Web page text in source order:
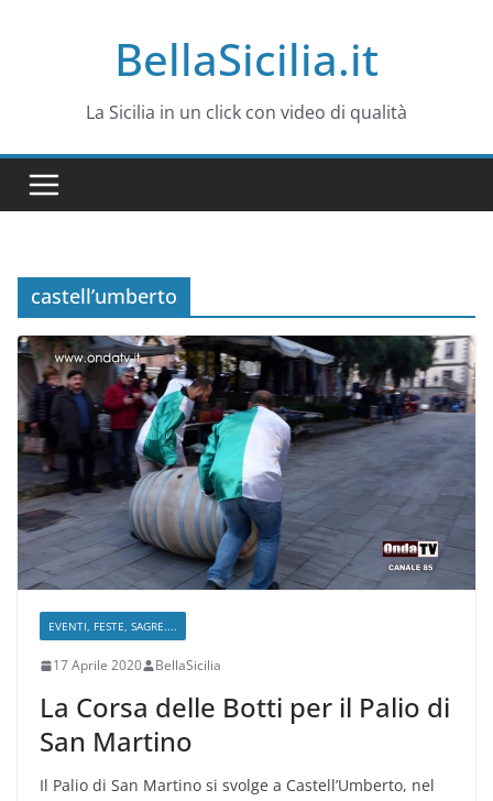
BellaSicilia.it
La Sicilia in un click con video di qualità
castell’umberto
EVENTI, FESTE, SAGRE....
17 Aprile 2020 BellaSicilia
La Corsa delle Botti per il Palio di
San Martino
Il Palio di San Martino si svolge a Castell’Umberto, nel